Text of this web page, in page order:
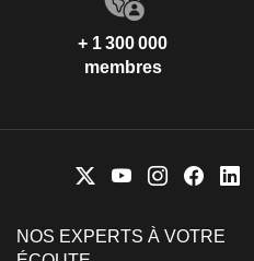
+ 1 300 000
membres
NOS EXPERTS À VOTRE